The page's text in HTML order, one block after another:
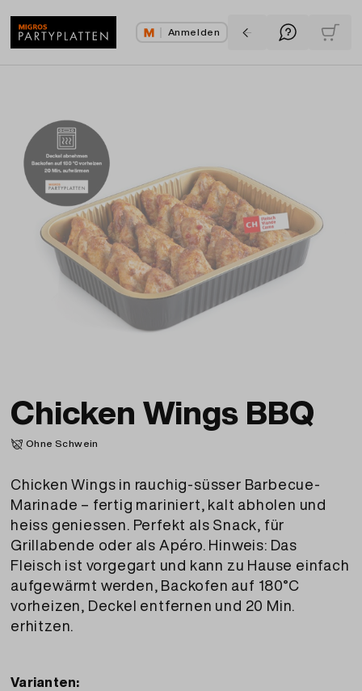
Anmelden
Chicken Wings BBQ
Ohne Schwein
Chicken Wings in rauchig-süsser Barbecue-
Marinade – fertig mariniert, kalt abholen und
heiss geniessen. Perfekt als Snack, für
Grillabende oder als Apéro. Hinweis: Das
Fleisch ist vorgegart und kann zu Hause einfach
aufgewärmt werden, Backofen auf 180°C
vorheizen, Deckel entfernen und 20 Min.
erhitzen.
Varianten: